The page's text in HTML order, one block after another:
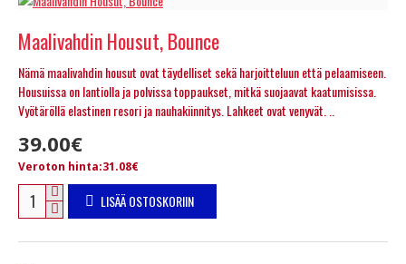
Maalivahdin Housut, Bounce
Nämä maalivahdin housut ovat täydelliset sekä harjoitteluun että pelaamiseen.
Housuissa on lantiolla ja polvissa toppaukset, mitkä suojaavat kaatumisissa.
Vyötäröllä elastinen resori ja nauhakiinnitys. Lahkeet ovat venyvät. ..
39.00€
Veroton hinta:31.08€
LISÄÄ OSTOSKORIIN